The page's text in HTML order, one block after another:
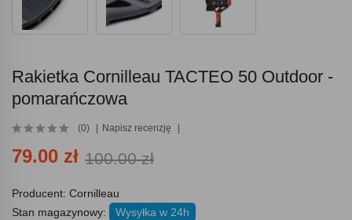
Rakietka Cornilleau TACTEO 50 Outdoor -
pomarańczowa
(0) Napisz recenzję
79.00 zł 100.00 zł
Producent: Cornilleau
Stan magazynowy:
Wysyłka w 24h